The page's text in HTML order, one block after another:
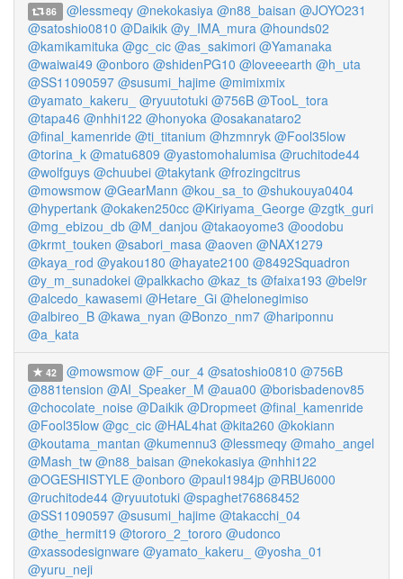
86 @lessmeqy @nekokasiya @n88_baisan @JOYO231
@satoshio0810 @Daikik @y_IMA_mura @hounds02
@kamikamituka @gc_cic @as_sakimori @Yamanaka
@waiwai49 @onboro @shidenPG10 @loveeearth @h_uta
@SS11090597 @susumi_hajime @mimixmix
@yamato_kakeru_
@ryuutotuki @756B @TooL_tora
@tapa46 @nhhi122 @honyoka @osakanataro2
@final_kamenride @ti_titanium @hzmnryk @Fool35low
@torina_k @matu6809 @yastomohalumisa @ruchitode44
@wolfguys @chuubei @takytank @frozingcitrus
@mowsmow @GearMann @kou_sa_to @shukouya0404
@hypertank @okaken250cc @Kiriyama_George @zgtk_guri
@mg_ebizou_db @M_danjou @takaoyome3 @oodobu
@krmt_touken @sabori_masa @aoven @NAX1279
@kaya_rod @yakou180 @hayate2100 @8492Squadron
@y_m_sunadokei @palkkacho @kaz_ts @faixa193 @bel9r
@alcedo_kawasemi @Hetare_Gi @helonegimiso
@albireo_B @kawa_nyan @Bonzo_nm7 @hariponnu
@a_kata
42 @mowsmow @F_our_4 @satoshio0810 @756B
@881tension @AI_Speaker_M @aua00 @borisbadenov85
@chocolate_noise @Daikik @Dropmeet @final_kamenride
@Fool35low @gc_cic @HAL4hat @kita260 @kokiann
@koutama_mantan @kumennu3 @lessmeqy @maho_angel
@Mash_tw @n88_baisan @nekokasiya @nhhi122
@OGESHISTYLE @onboro @paul1984jp @RBU6000
@ruchitode44 @ryuutotuki @spaghet76868452
@SS11090597 @susumi_hajime @takacchi_04
@the_hermit19 @tororo_2_tororo @udonco
@xassodesignware @yamato_kakeru_
@yosha_01
@yuru_neji